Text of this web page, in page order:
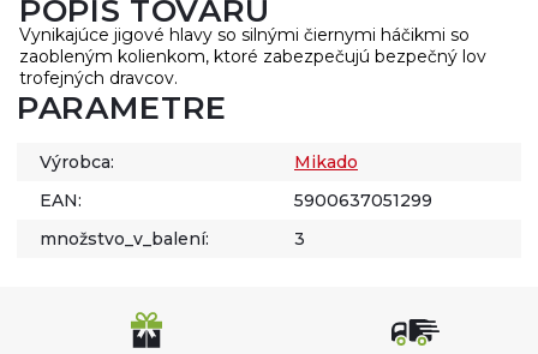
POPIS TOVARU
Vynikajúce jigové hlavy so silnými čiernymi háčikmi so
zaobleným kolienkom, ktoré zabezpečujú bezpečný lov
trofejných dravcov.
PARAMETRE
Výrobca:
Mikado
EAN:
5900637051299
množstvo_v_balení:
3